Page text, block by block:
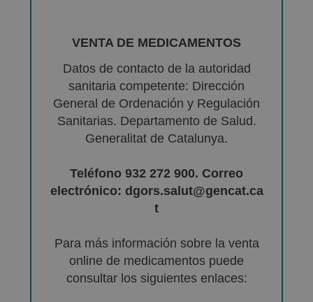
VENTA DE MEDICAMENTOS
Datos de contacto de la autoridad
sanitaria competente: Dirección
General de Ordenación y Regulación
Sanitarias. Departamento de Salud.
Generalitat de Catalunya.
Teléfono 932 272 900. Correo
electrónico: dgors.salut@gencat.ca
t
Para más información sobre la venta
online de medicamentos puede
consultar los siguientes enlaces: